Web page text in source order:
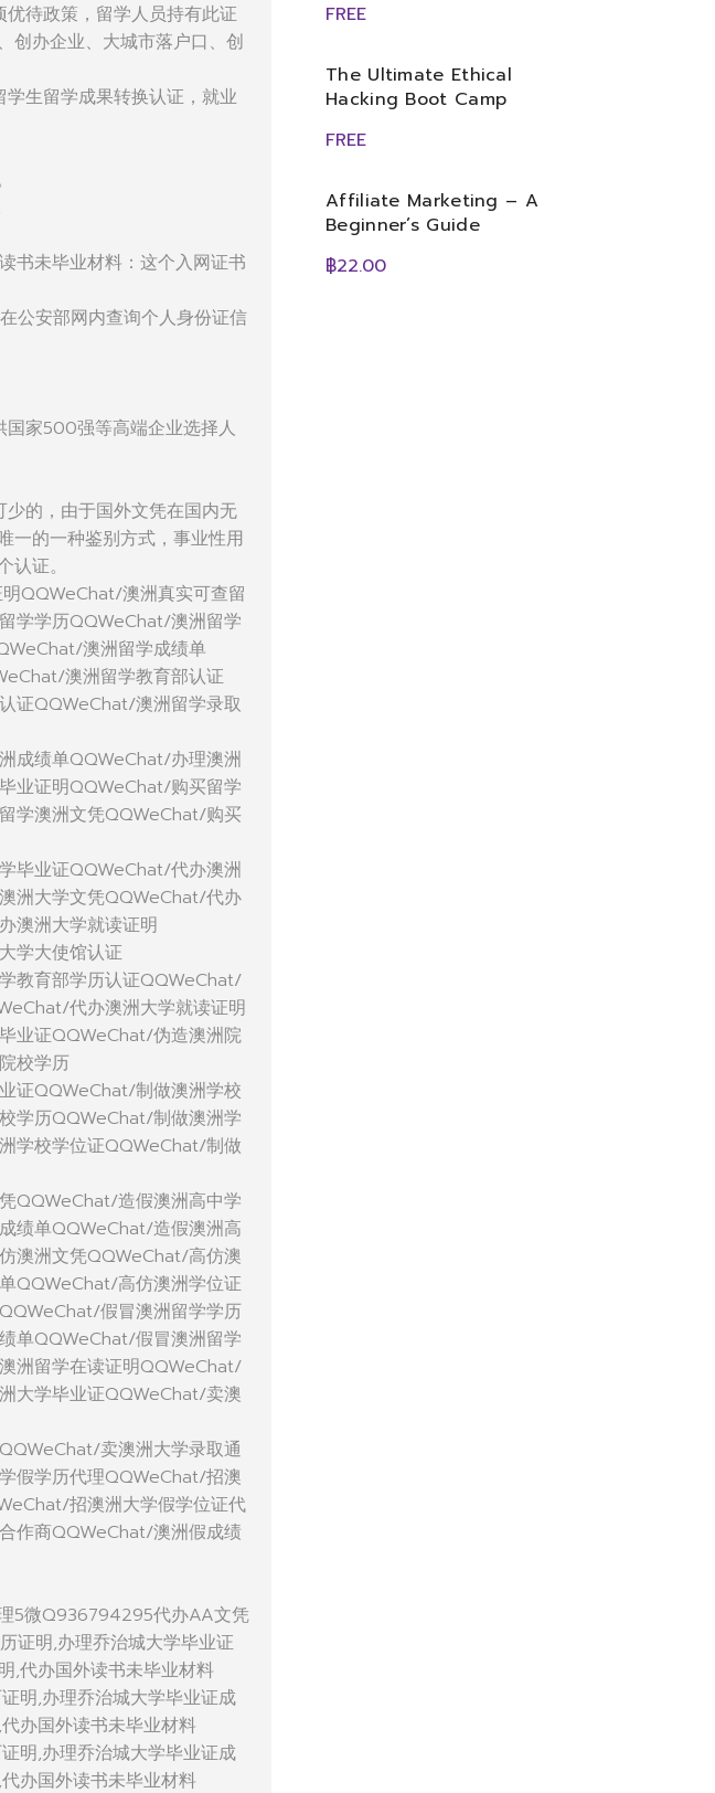
优待政策，留学人员持有此证
创办企业、大城市落户口、创
生留学成果转换认证，就业
书未毕业材料：这个入网证书
公安部网内查询个人身份证信
国家500强等高端企业选择人
的，由于国外文凭在国内无
一的一种鉴别方式，事业性用
证。
QQWeChat/澳洲真实可查留
学学历QQWeChat/澳洲留学
澳洲留学成绩单
澳洲留学教育部认证
证QQWeChat/澳洲留学录取
成绩单QQWeChat/办理澳洲
业证明QQWeChat/购买留学
学澳洲文凭QQWeChat/购买
毕业证QQWeChat/代办澳洲
洲大学文凭QQWeChat/代办
澳洲大学就读证明
学大使馆认证
教育部学历认证QQWeChat/
代办澳洲大学就读证明
业证QQWeChat/伪造澳洲院
校学历
证QQWeChat/制做澳洲学校
学历QQWeChat/制做澳洲学
学校学位证QQWeChat/制做
QQWeChat/造假澳洲高中学
绩单QQWeChat/造假澳洲高
澳洲文凭QQWeChat/高仿澳
QQWeChat/高仿澳洲学位证
假冒澳洲留学学历
单QQWeChat/假冒澳洲留学
洲留学在读证明QQWeChat/
大学毕业证QQWeChat/卖澳
卖澳洲大学录取通
假学历代理QQWeChat/招澳
招澳洲大学假学位证代
作商QQWeChat/澳洲假成绩
5微Q936794295代办AA文凭
证明,办理乔治城大学毕业证
,代办国外读书未毕业材料
明,办理乔治城大学毕业证成
办国外读书未毕业材料
明,办理乔治城大学毕业证成
办国外读书未毕业材料
FREE
The Ultimate Ethical
Hacking Boot Camp
FREE
Affiliate Marketing – A
Beginner’s Guide
฿22.00